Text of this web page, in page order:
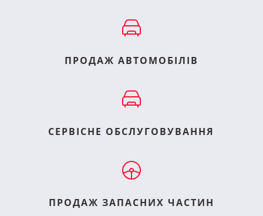
ПРОДАЖ АВТОМОБІЛІВ
СЕРВІСНЕ ОБСЛУГОВУВАННЯ
ПРОДАЖ ЗАПАСНИХ ЧАСТИН